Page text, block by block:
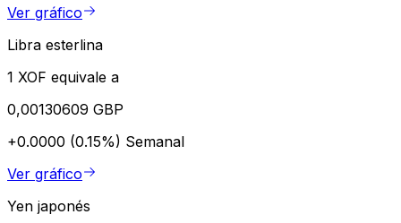
Ver gráfico
Libra esterlina
1 XOF equivale a
0,00130609 GBP
+0.0000 (0.15%) Semanal
Ver gráfico
Yen japonés